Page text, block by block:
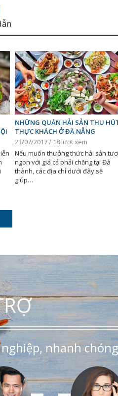
NHỮNG QUÁN HẢI SẢN THU
THỰC KHÁCH Ở ĐÀ NẴNG
23/07/2017 / 18 lượt xem
Nếu muốn thưởng thức hải sản
ngon với giá cả phải chăng tại Đà
thành, các địa chỉ dưới đây sẽ
giúp…
nhanh